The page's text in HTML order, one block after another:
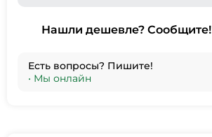
Нашли дешевле? Сообщите!
Есть вопросы? Пишите!
• Мы онлайн